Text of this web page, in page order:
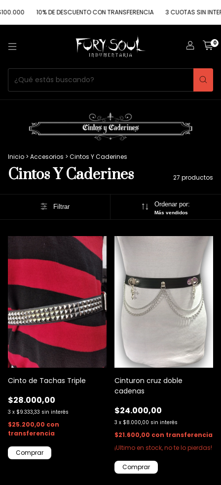
10% DE DESCUENTO CON TRANSFERENCIA 3 CUOTAS SIN INTERES
0
Inicio > Accesorios > Cintos Y Caderines
Cintos Y Caderines 27 productos
Filtrar Ordenar por:
Más vendidos
Cinto de Tachas Triple
$28.000,00
3 x $9.333,33 sin interés
$25.200,00 con
transferencia
Comprar
Cinturon cruz doble
cadenas
$24.000,00
3 x $8.000,00 sin interés
$21.600,00 con transferencia
¡Ultimo en stock, no te lo pierdas!